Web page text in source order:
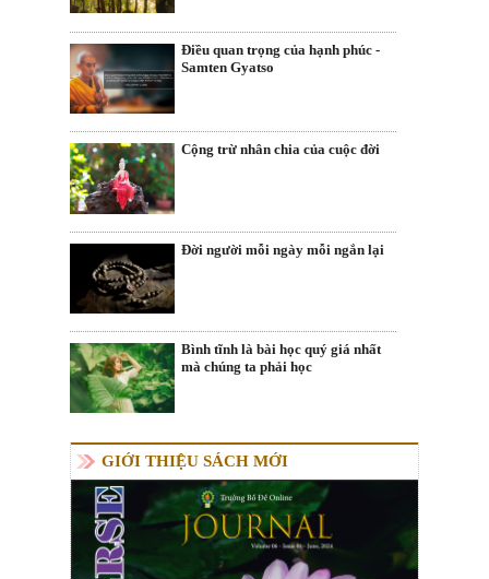
Điều quan trọng của hạnh phúc -
Samten Gyatso
Cộng trừ nhân chia của cuộc đời
Đời người mỗi ngày mỗi ngắn lại
Bình tĩnh là bài học quý giá nhất
mà chúng ta phải học
GIỚI THIỆU SÁCH MỚI